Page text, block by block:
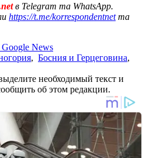
в Telegram та WhatsApp.
https://t.me/korrespondentnetта
News
, Босния и Герцеговина,
необходимый текст и
об этом редакции.